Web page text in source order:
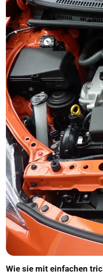
Wie sie mit einfachen